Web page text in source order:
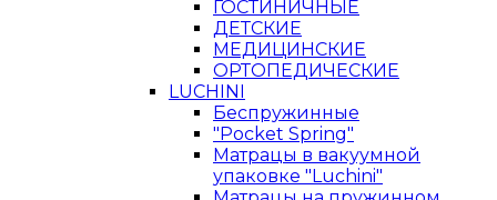
ГОСТИНИЧНЫЕ
ДЕТСКИЕ
МЕДИЦИНСКИЕ
ОРТОПЕДИЧЕСКИЕ
LUCHINI
Беспружинные
"Pocket Spring"
Матрацы в вакуумной
упаковке "Luchini"